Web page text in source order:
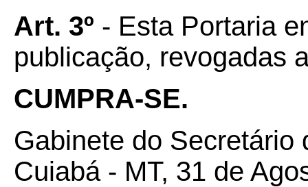
Art. 3º - Esta Portaria
publicação, revogadas
CUMPRA-SE.
Gabinete do Secretário
Cuiabá - MT, 31 de